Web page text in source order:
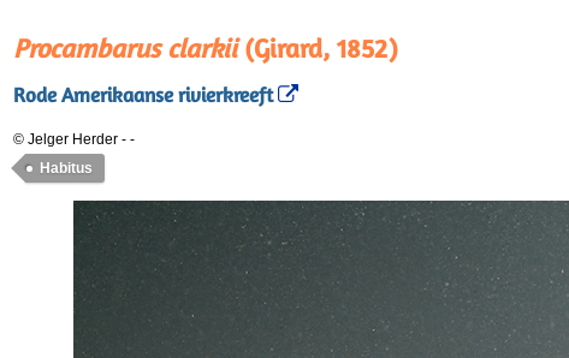
Procambarus clarkii(Girard, 1852)
Rode Amerikaanse rivierkreeft
© Jelger Herder - -
Habitus